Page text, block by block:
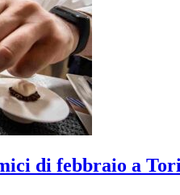
di febbraio a